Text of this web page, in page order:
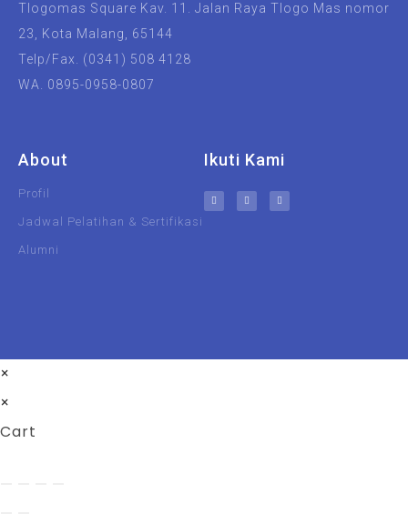
Tlogomas Square Kav. 11. Jalan Raya Tlogo Mas nomor
23, Kota Malang, 65144
Telp/Fax. (0341) 508 4128
WA. 0895-0958-0807
About
Profil
Jadwal Pelatihan & Sertifikasi
Alumni
Ikuti Kami
×
×
Cart